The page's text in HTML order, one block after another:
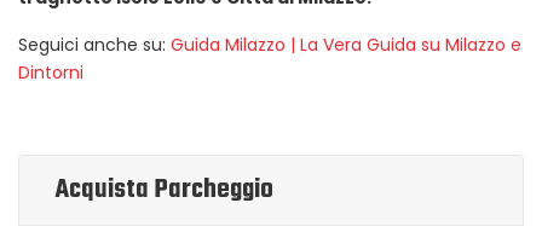
Seguici anche su: Guida Milazzo | La Vera Guida su Milazzo e
Dintorni
Acquista Parcheggio